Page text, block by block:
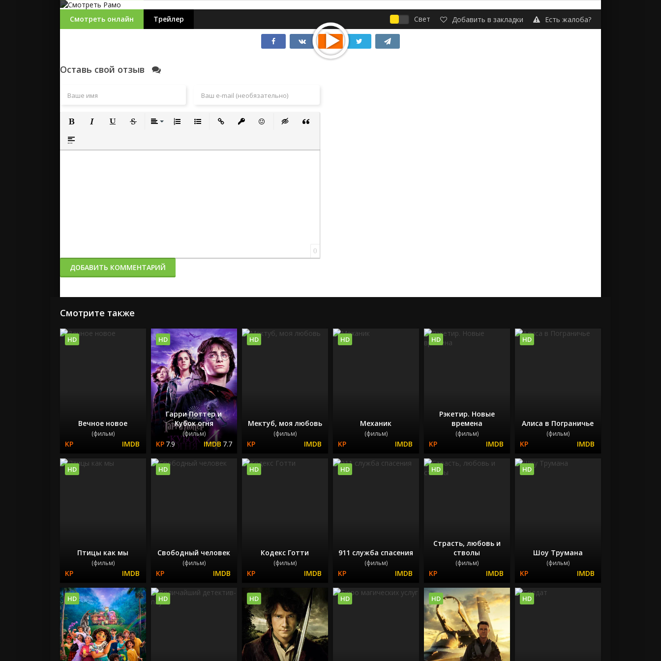
Смотреть онлайн Трейлер Свет Добавить в закладки Есть жалоба?
Оставь свой отзыв
Полужирный
Вставка спойлера
0
ДОБАВИТЬ КОММЕНТАРИЙ
Смотрите также
Вечное новое
(фильм)
HD
Гарри Поттер и
Кубок огня
(фильм)
7.9 7.7
HD
Мектуб, моя любовь
(фильм)
HD
Механик
(фильм)
HD
Рэкетир. Новые
времена
(фильм)
HD
Алиса в Пограничье
(фильм)
HD
Птицы как мы
(фильм)
HD
Свободный человек
(фильм)
HD
Кодекс Готти
(фильм)
HD
911 служба спасения
(фильм)
HD
Страсть, любовь и
стволы
(фильм)
HD
Шоу Трумана
(фильм)
HD
HD HD HD HD HD HD